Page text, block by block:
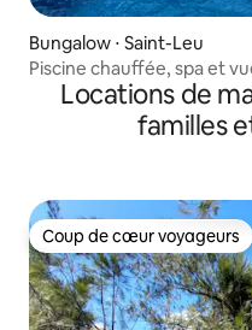
Bungalow ⋅ Saint-Leu
Piscine chauffée, spa et
Locations de
familles
Coup de cœur voyageurs
Coup de cœur voyageurs